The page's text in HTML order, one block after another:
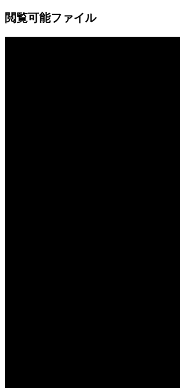
閲覧可能ファイル